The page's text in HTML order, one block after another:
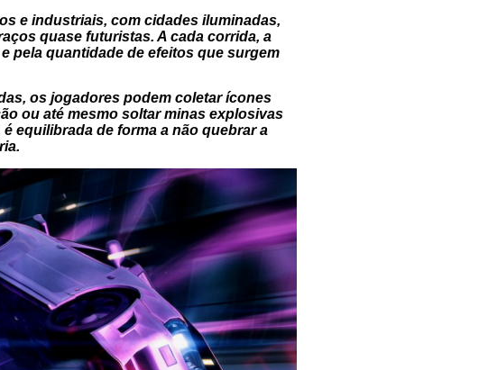
e industriais, com cidades iluminadas,
quase futuristas. A cada corrida, a
pela quantidade de efeitos que surgem
os jogadores podem coletar ícones
ou até mesmo soltar minas explosivas
equilibrada de forma a não quebrar a